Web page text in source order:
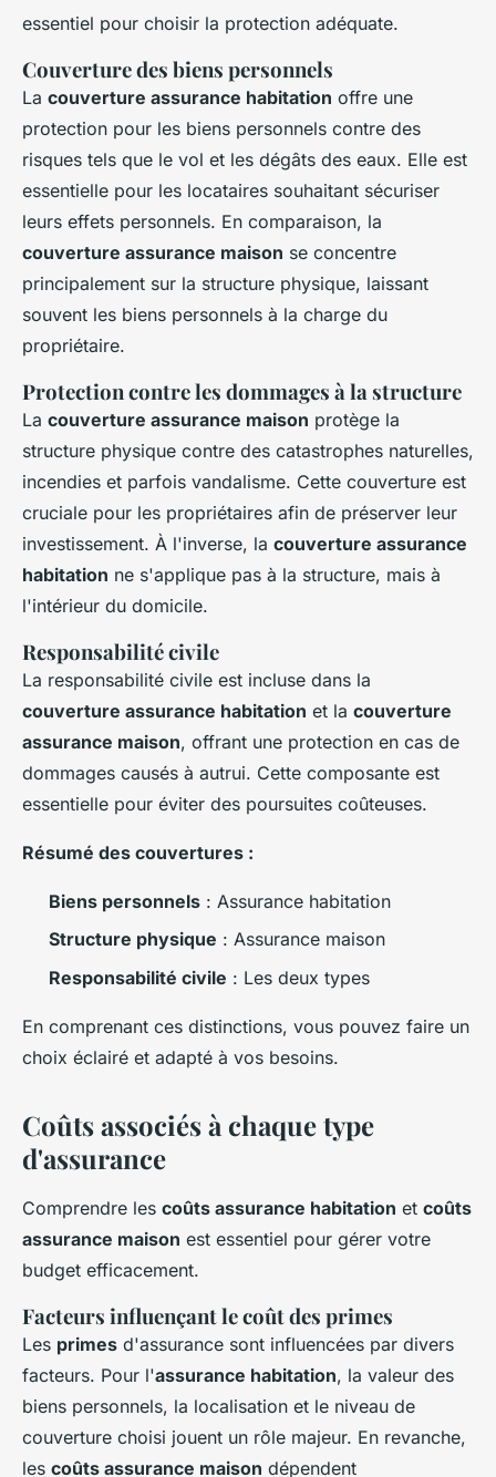
essentiel pour choisir la protection adéquate.
Couverture des biens personnels
La couverture assurance habitation offre une
protection pour les biens personnels contre des
risques tels que le vol et les dégâts des eaux. Elle est
essentielle pour les locataires souhaitant sécuriser
leurs effets personnels. En comparaison, la
couverture assurance maison se concentre
principalement sur la structure physique, laissant
souvent les biens personnels à la charge du
propriétaire.
Protection contre les dommages à la structure
La couverture assurance maison protège la
structure physique contre des catastrophes naturelles,
incendies et parfois vandalisme. Cette couverture est
cruciale pour les propriétaires afin de préserver leur
investissement. À l'inverse, la couverture assurance
habitation ne s'applique pas à la structure, mais à
l'intérieur du domicile.
Responsabilité civile
La responsabilité civile est incluse dans la
couverture assurance habitation et la couverture
assurance maison, offrant une protection en cas de
dommages causés à autrui. Cette composante est
essentielle pour éviter des poursuites coûteuses.
Résumé des couvertures :
Biens personnels : Assurance habitation
Structure physique : Assurance maison
Responsabilité civile : Les deux types
En comprenant ces distinctions, vous pouvez faire un
choix éclairé et adapté à vos besoins.
Coûts associés à chaque type
d'assurance
Comprendre les coûts assurance habitation et coûts
assurance maison est essentiel pour gérer votre
budget efficacement.
Facteurs influençant le coût des primes
Les primes d'assurance sont influencées par divers
facteurs. Pour l'assurance habitation, la valeur des
biens personnels, la localisation et le niveau de
couverture choisi jouent un rôle majeur. En revanche,
les coûts assurance maison dépendent